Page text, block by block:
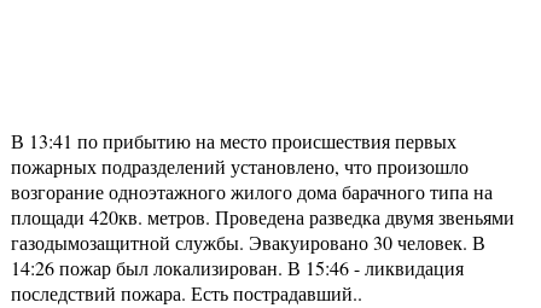
В 13:41 по прибытию на место происшествия первых
пожарных подразделений установлено, что произошло
возгорание одноэтажного жилого дома барачного типа на
площади 420кв. метров. Проведена разведка двумя звеньями
газодымозащитной службы. Эвакуировано 30 человек. В
14:26 пожар был локализирован. В 15:46 - ликвидация
последствий пожара. Есть пострадавший..